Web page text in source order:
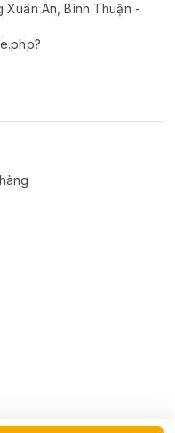
Xuân An, Bình Thuận -